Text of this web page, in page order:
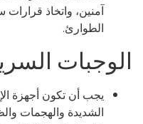
آمنين، واتخاذ قرارات
الطوارئ.
يجب أن تكون أجهزة
الشديدة والهجمات